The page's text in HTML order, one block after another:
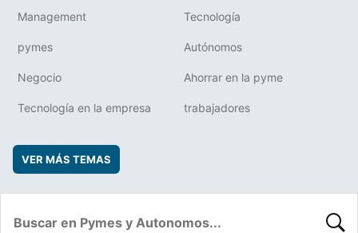
Management Tecnología
pymes Autónomos
Negocio Ahorrar en la pyme
Tecnología en la empresa trabajadores
VER MÁS TEMAS